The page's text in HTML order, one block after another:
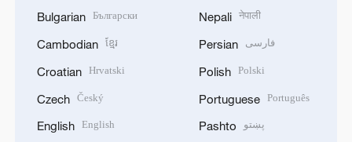
Bulgarian Български
Cambodian ខ្មែរ
Croatian Hrvatski
Czech Český
English English
Nepali नेपाली
Persian فارسی
Polish Polski
Portuguese Português
Pashto پښتو